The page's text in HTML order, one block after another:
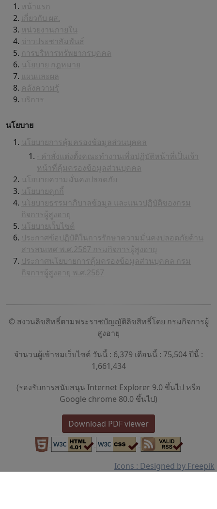
หน้าแรก
เกี่ยวกับ ผส.
หน่วยงานภายใน
ข่าวประชาสัมพันธ์
การบริหารทรัพยากรบุคคล
นโยบาย กฎหมาย
แผนและผล
คลังความรู้
บริการ
นโยบาย
นโยบายการคุ้มครองข้อมูลส่วนบุคคล
- คำสั่งแต่งตั้งคณะทำงานเพื่อปฏิบัติหน้าที่เป็นเจ้า
หน้าที่คุ้มครองข้อมูลส่วนบุคคล
นโยบายความมั่นคงปลอดภัย
นโยบายคุกกี้
นโยบายธรรมาภิบาลข้อมูล และแนวปฏิบัติของกรม
กิจการผู้สูงอายุ
นโยบายเว็บไซต์
ประกาศข้อปฏิบัติในการรักษาความมั่นคงปลอดภัยด้าน
สารสนเทศ พ.ศ.2567 กรมกิจการผู้สูงอายุ
ประกาศนโยบายการคุ้มครองข้อมูลส่วนบุคคล กรม
กิจการผู้สูงอายุ พ.ศ.2567
© สงวนลิขสิทธิ์ตามพระราชบัญญัติลิขสิทธิ์โดย กรมกิจการผู้
สูงอายุ
จำนวนผู้เข้าชมเว็บไซต์ วันนี้ : 6,379 เดือนนี้ : 75,504 ปีนี้ :
1,661,434
(รองรับการสนับสนุน Internet Explorer 9.0 ขึ้นไป หรือ
Google chrome 80.0 ขึ้นไป)
Download PDF viewer
Icons : Designed by Freepik